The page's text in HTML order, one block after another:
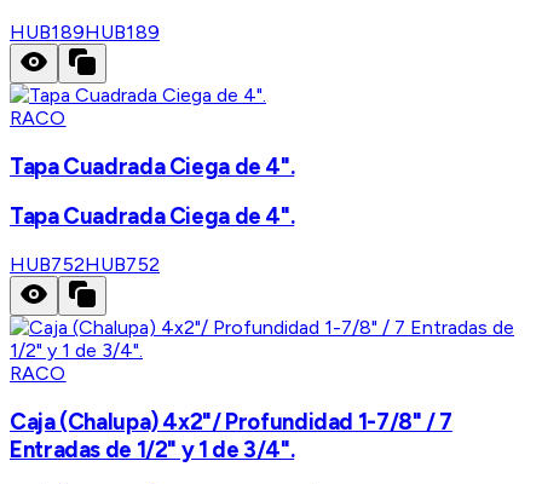
HUB189HUB189
RACO
Tapa Cuadrada Ciega de 4".
Tapa Cuadrada Ciega de 4".
HUB752HUB752
RACO
Caja (Chalupa) 4x2"/ Profundidad 1-7/8" / 7
Entradas de 1/2" y 1 de 3/4".